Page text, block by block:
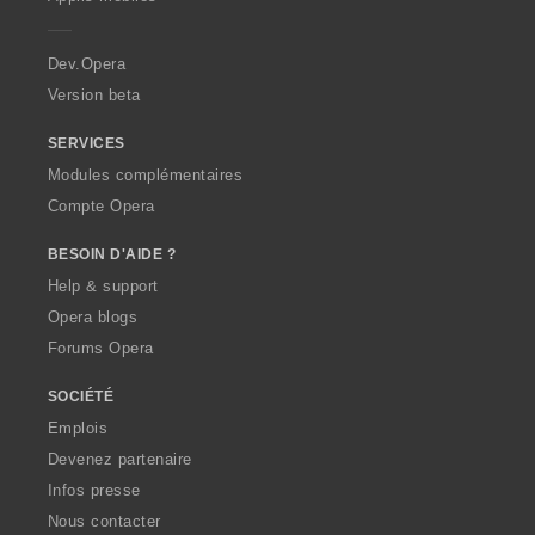
a
Dev.Opera
Version beta
SERVICES
Modules complémentaires
Compte Opera
BESOIN D'AIDE ?
Help & support
Opera blogs
Forums Opera
SOCIÉTÉ
Emplois
Devenez partenaire
Infos presse
Nous contacter